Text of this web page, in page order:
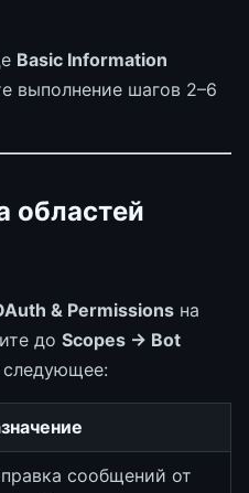
Basic Information
выполнение шагов 2–6
областей
& Permissions на
до Scopes → Bot
следующее:
сообщений от